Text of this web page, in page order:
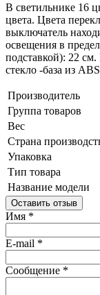
В светильнике 16
цвета. Цвета
выключатель
освещения в
подставкой): 22
стекло -база из
Производитель
Группа товаров
Вес
Страна
Упаковка
Тип товара
Название модели
Оставить отзыв
Имя *
E-mail *
Сообщение *